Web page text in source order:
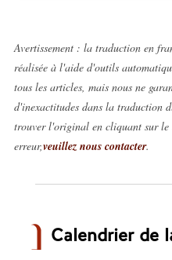
Avertissement : la traduction en
réalisée à l'aide d'outils
tous les articles, mais nous ne
d'inexactitudes dans la traduction
trouver l'original en cliquant sur le
erreur,veuillez nous contacter.
Calendrier de